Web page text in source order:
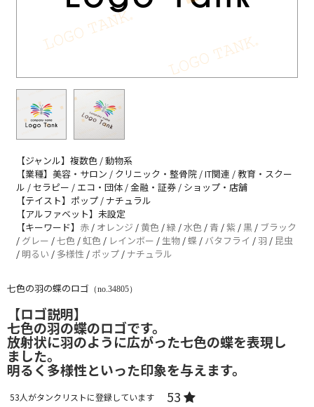
【ジャンル】複数色 / 動物系
【業種】美容・サロン / クリニック・整骨院 / IT関連 / 教育・スクー
ル / セラピー / エコ・団体 / 金融・証券 / ショップ・店舗
【テイスト】ポップ / ナチュラル
【アルファベット】未設定
【キーワード】 赤 / オレンジ /黄色 /緑 /水色 / 青 /紫 /黒 / ブラック
/ グレー /七色 /虹色 / レインボー /生物 /蝶 / バタフライ /羽 / 昆虫
/ 明るい / 多様性 / ポップ / ナチュラル
七色の羽の蝶のロゴ （no.34805）
【ロゴ説明】
七色の羽の蝶のロゴです。
放射状に羽のように広がった七色の蝶を表現し
ました。
明るく多様性といった印象を与えます。
53人がタンクリストに登録しています 53